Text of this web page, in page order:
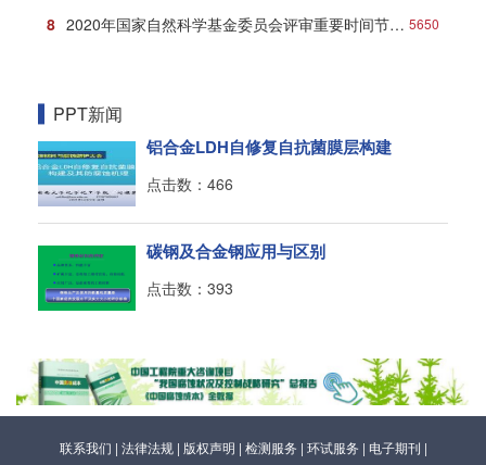
5650
8 2020年国家自然科学基金委员会评审重要时间节点安排
PPT新闻
铝合金LDH自修复自抗菌膜层构建
点击数：466
碳钢及合金钢应用与区别
点击数：393
联系我们 | 法律法规| 版权声明 | 检测服务 | 环试服务 | 电子期刊 |